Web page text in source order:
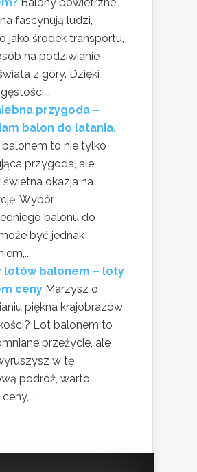
fascynują ludzi,
jako środek transportu,
na podziwianie
z góry. Dzięki
przygoda –
balon do latania.
balonem to nie tylko
przygoda, ale
świetna okazja na
Wybór
balonu do
być jednak
lotów balonem – loty
ceny Marzysz o
piękna krajobrazów
Lot balonem to
przeżycie, ale
w tę
podróż, warto